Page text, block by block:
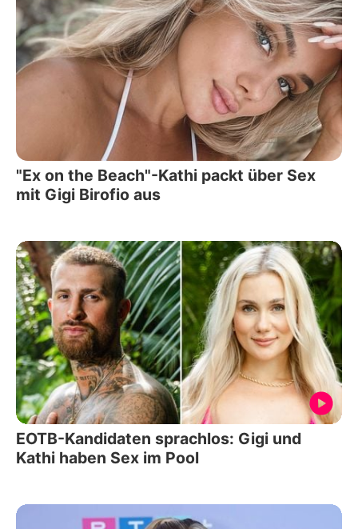
"Ex on the Beach"-Kathi packt über Sex
mit Gigi Birofio aus
EOTB-Kandidaten sprachlos: Gigi und
Kathi haben Sex im Pool